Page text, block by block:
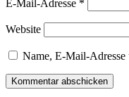
E-Mail-Adresse *
Website
Name, E-Mail-Adresse